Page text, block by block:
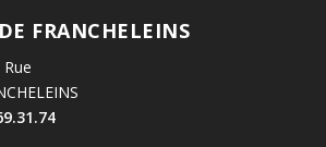
FRANCHELEINS